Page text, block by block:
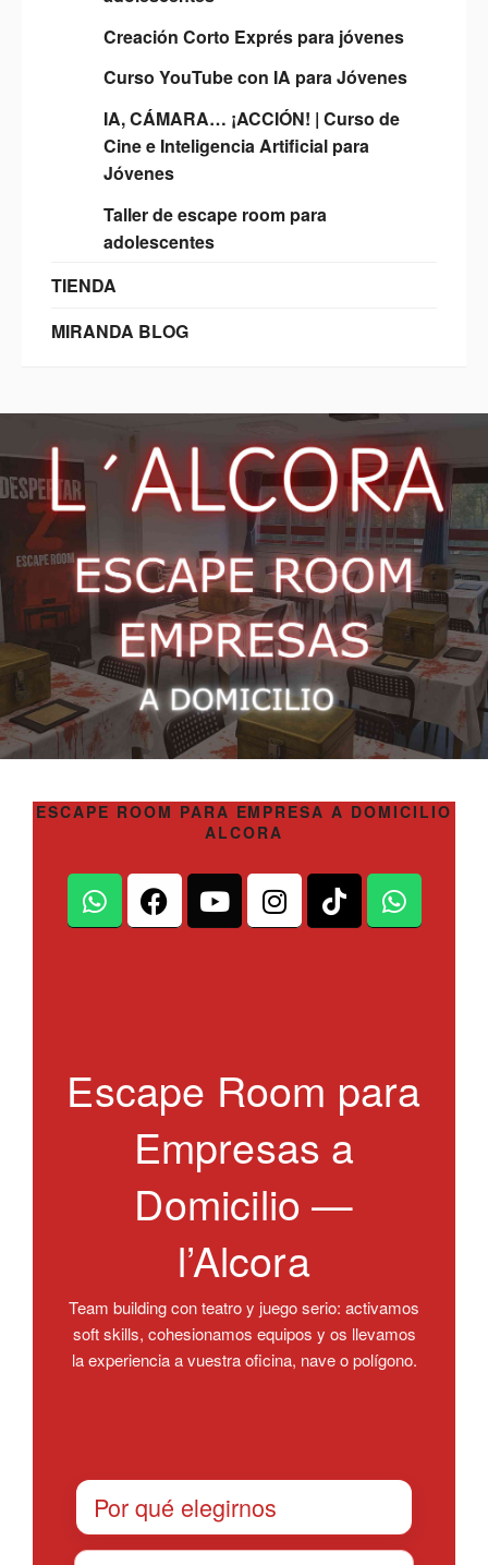
Creación Corto Exprés para jóvenes
Curso YouTube con IA para Jóvenes
IA, CÁMARA… ¡ACCIÓN! | Curso de
Cine e Inteligencia Artificial para
Jóvenes
Taller de escape room para
adolescentes
TIENDA
MIRANDA BLOG
ESCAPE ROOM PARA EMPRESA A DOMICILIO
ALCORA
Escape Room para
Empresas a
Domicilio —
l’Alcora
Team building con teatro y juego serio: activamos
soft skills, cohesionamos equipos y os llevamos
la experiencia a vuestra oficina, nave o polígono.
Por qué elegirnos